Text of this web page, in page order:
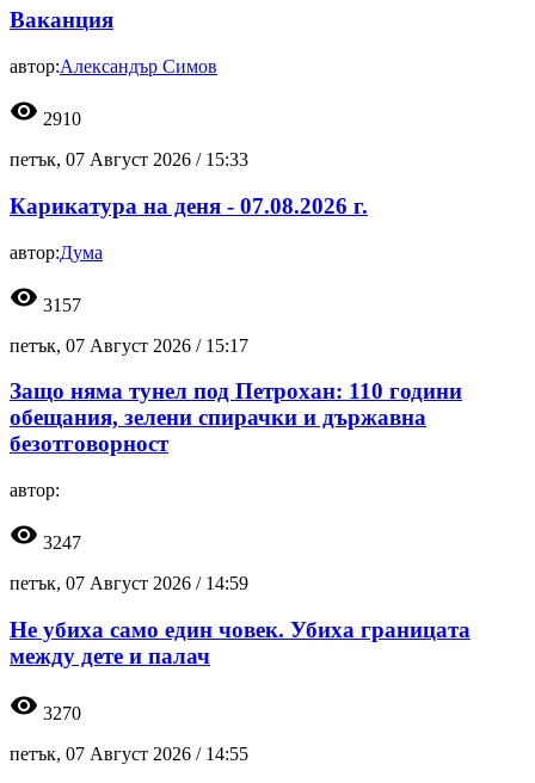
Ваканция
автор:Александър Симов
visibility 2910
петък, 07 Август 2026 / 15:33
Карикатура на деня - 07.08.2026 г.
автор:Дума
visibility 3157
петък, 07 Август 2026 / 15:17
Защо няма тунел под Петрохан: 110 години
обещания, зелени спирачки и държавна
безотговорност
автор:
visibility 3247
петък, 07 Август 2026 / 14:59
Не убиха само един човек. Убиха границата
между дете и палач
visibility 3270
петък, 07 Август 2026 / 14:55